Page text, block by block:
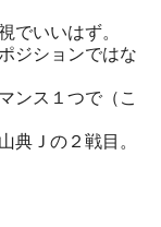
でいいはず。
ジションではな
ンス１つで（こ
典Ｊの２戦目。